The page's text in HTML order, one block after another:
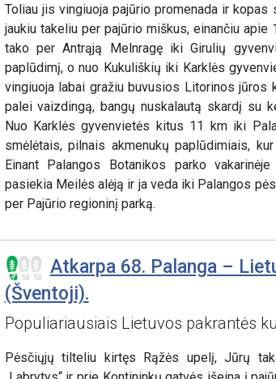
Toliau jis vingiuoja pajūrio promenada ir
jaukiu takeliu per pajūrio miškus, einančiu
tako per Antrąją Melnragę iki Girulių
paplūdimį, o nuo Kukuliškių iki Karklės
vingiuoja labai gražiu buvusios Litorinos jūros
palei vaizdingą, bangų nuskalautą skardį su
Nuo Karklės gyvenvietės kitus 11 km iki
smėlėtais, pilnais akmenukų paplūdimiais,
Einant Palangos Botanikos parko
pasiekia Meilės alėją ir ja veda iki Palangos
per Pajūrio regioninį parką.
Atkarpa 68. Palanga –
(Šventoji).
Populiariausiais Lietuvos pakrantės
Pėsčiųjų tilteliu kirtęs Rąžės upelį, Jūrų